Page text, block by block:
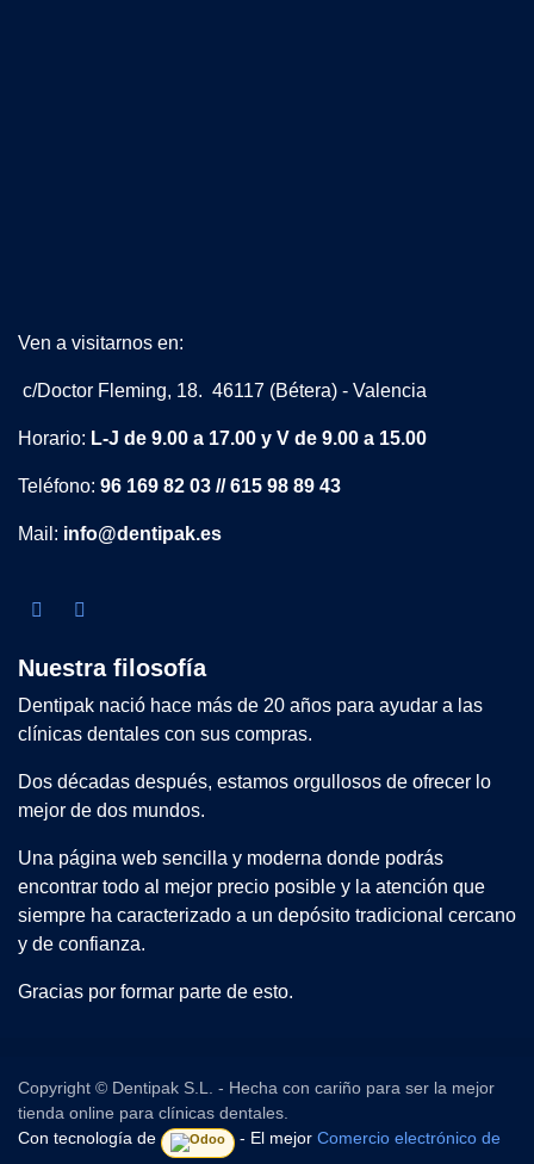
Ven a visitarnos en:
c/Doctor Fleming, 18. 46117 (Bétera) - Valencia
Horario: L-J de 9.00 a 17.00 y V de 9.00 a 15.00
Teléfono: 96 169 82 03 // 615 98 89 43
Mail: info@dentipak.es
Nuestra filosofía
Dentipak nació hace más de 20 años para ayudar a las
clínicas dentales con sus compras.
Dos décadas después, estamos orgullosos de ofrecer lo
mejor de dos mundos.
Una página web sencilla y moderna donde podrás
encontrar todo al mejor precio posible y la atención que
siempre ha caracterizado a un depósito tradicional cercano
y de confianza.
Gracias por formar parte de esto.
Copyright © Dentipak S.L. - Hecha con cariño para ser la mejor
tienda online para clínicas dentales.
Con tecnología de
- El mejor Comercio electrónico de